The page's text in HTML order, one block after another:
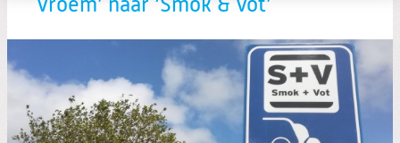
Vroem’ naar ‘Smok & Vot’